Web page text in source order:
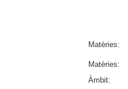
Matèries:
Matèries:
Àmbit: